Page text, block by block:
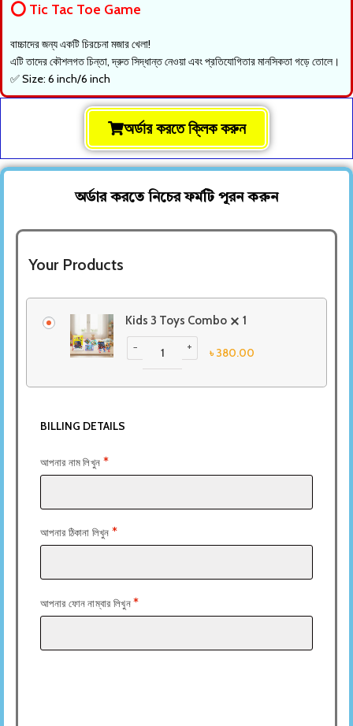
⭕ Tic Tac Toe Game
বাচ্চাদের জন্য একটি চিরচেনা মজার খেলা!
এটি তাদের কৌশলগত চিন্তা, দ্রুত সিদ্ধান্ত নেওয়া এবং প্রতিযোগিতার মানসিকতা গড়ে তোলে।
✅ Size: 6 inch/6 inch
অর্ডার করতে ক্লিক করুন
অর্ডার করতে নিচের ফর্মটি পূরন করুন
Your Products
Kids 3 Toys Combo 1
− + ৳380.00
BILLING DETAILS
আপনার নাম লিখুন *
আপনার ঠিকানা লিখুন *
আপনার ফোন নাম্বার লিখুন*